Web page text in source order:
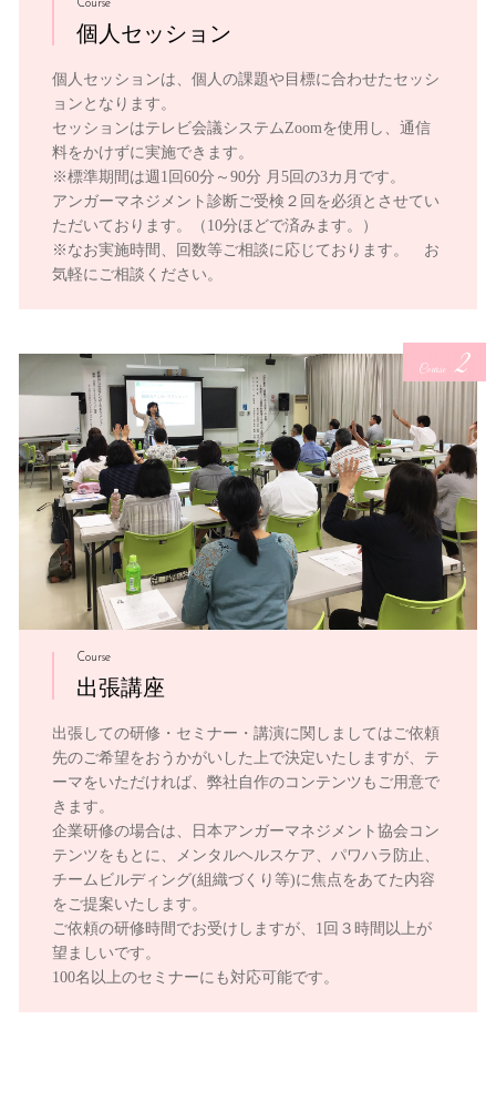
Course
個人セッション
個人セッションは、個人の課題や目標に合わせたセッシ
ョンとなります。
セッションはテレビ会議システムZoomを使用し、通信
料をかけずに実施できます。
※標準期間は週1回60分～90分 月5回の3カ月です。
アンガーマネジメント診断ご受検２回を必須とさせてい
ただいております。（10分ほどで済みます。）
※なお実施時間、回数等ご相談に応じております。 お
気軽にご相談ください。
Course 2
Course
出張講座
出張しての研修・セミナー・講演に関しましてはご依頼
先のご希望をおうかがいした上で決定いたしますが、テ
ーマをいただければ、弊社自作のコンテンツもご用意で
きます。
企業研修の場合は、日本アンガーマネジメント協会コン
テンツをもとに、メンタルヘルスケア、パワハラ防止、
チームビルディング(組織づくり等)に焦点をあてた内容
をご提案いたします。
ご依頼の研修時間でお受けしますが、1回３時間以上が
望ましいです。
100名以上のセミナーにも対応可能です。